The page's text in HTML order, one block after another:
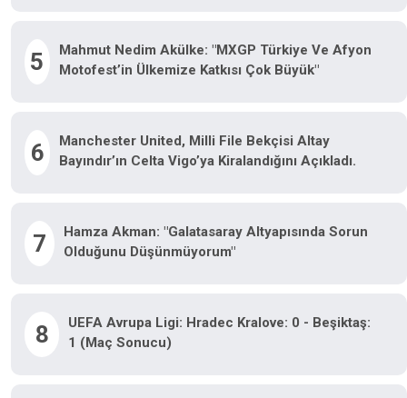
5
Mahmut Nedim Akülke: "MXGP Türkiye Ve Afyon
Motofest’in Ülkemize Katkısı Çok Büyük"
6
Manchester United, Milli File Bekçisi Altay
Bayındır’ın Celta Vigo’ya Kiralandığını Açıkladı.
7
Hamza Akman: "Galatasaray Altyapısında Sorun
Olduğunu Düşünmüyorum"
8
UEFA Avrupa Ligi: Hradec Kralove: 0 - Beşiktaş:
1 (Maç Sonucu)